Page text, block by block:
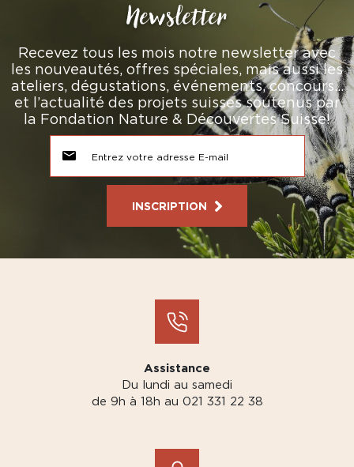
Newsletter
Recevez tous les mois notre newsletter avec
les nouveautés, offres spéciales, mais aussi les
ateliers, dégustations, événements, concours…
et l’actualité des projets suisses soutenus par
la Fondation Nature & Découvertes Suisse!
INSCRIPTION
Assistance
Du lundi au samedi
de 9h à 18h au 021 331 22 38